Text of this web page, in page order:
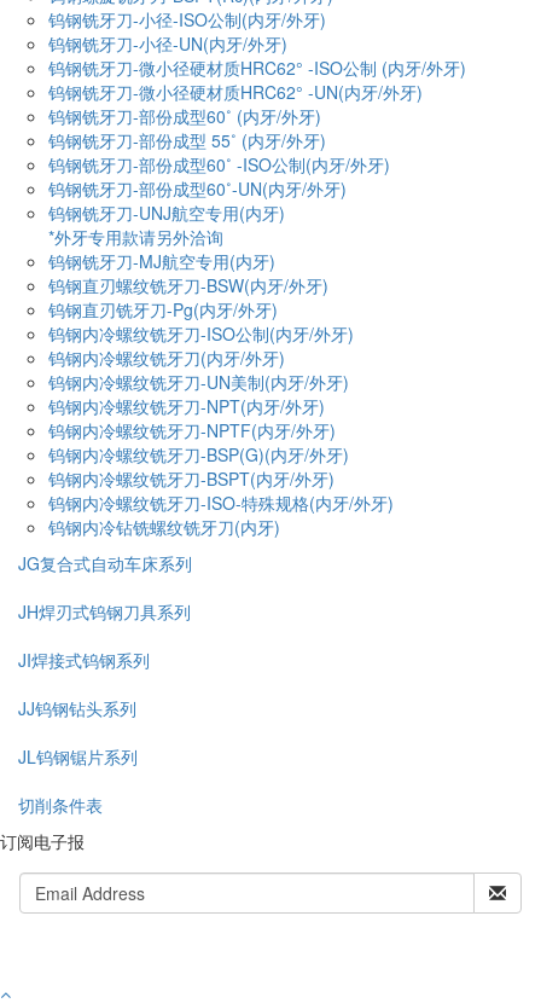
钨钢铣牙刀-小径-ISO公制(内牙/外牙)
钨钢铣牙刀-小径-UN(内牙/外牙)
钨钢铣牙刀-微小径硬材质HRC62° -ISO公制 (内牙/外牙)
钨钢铣牙刀-微小径硬材质HRC62° -UN(内牙/外牙)
钨钢铣牙刀-部份成型60˚ (内牙/外牙)
钨钢铣牙刀-部份成型 55˚ (内牙/外牙)
钨钢铣牙刀-部份成型60˚ -ISO公制(内牙/外牙)
钨钢铣牙刀-部份成型60˚-UN(内牙/外牙)
钨钢铣牙刀-UNJ航空专用(内牙)
*外牙专用款请另外洽询
钨钢铣牙刀-MJ航空专用(内牙)
钨钢直刃螺纹铣牙刀-BSW(内牙/外牙)
钨钢直刃铣牙刀-Pg(内牙/外牙)
钨钢内冷螺纹铣牙刀-ISO公制(内牙/外牙)
钨钢内冷螺纹铣牙刀(内牙/外牙)
钨钢内冷螺纹铣牙刀-UN美制(内牙/外牙)
钨钢内冷螺纹铣牙刀-NPT(内牙/外牙)
钨钢内冷螺纹铣牙刀-NPTF(内牙/外牙)
钨钢内冷螺纹铣牙刀-BSP(G)(内牙/外牙)
钨钢内冷螺纹铣牙刀-BSPT(内牙/外牙)
钨钢内冷螺纹铣牙刀-ISO-特殊规格(内牙/外牙)
钨钢内冷钻铣螺纹铣牙刀(内牙)
JG复合式自动车床系列
JH焊刃式钨钢刀具系列
JI焊接式钨钢系列
JJ钨钢钻头系列
JL钨钢锯片系列
切削条件表
订阅电子报